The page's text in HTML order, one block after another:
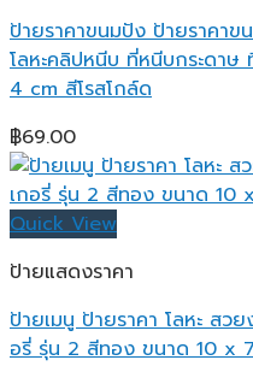
ป้ายราคาขนมปัง ป้ายราคาข
โลหะคลิปหนีบ ที่หนีบกระดาษ
4 cm สีโรสโกล์ด
฿69.00
Quick View
ป้ายแสดงราคา
ป้ายเมนู ป้ายราคา โลหะ สว
อรี่ รุ่น 2 สีทอง ขนาด 10 x